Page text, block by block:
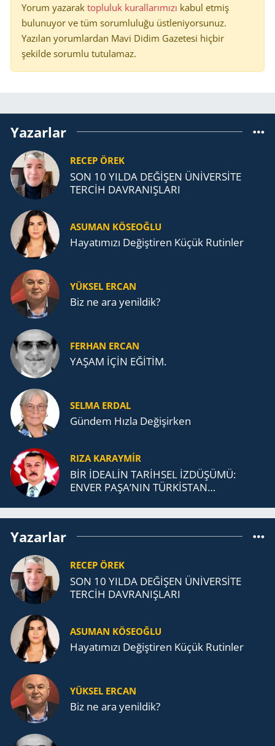
Yorum yazarak topluluk kurallarımızı kabul etmiş
bulunuyor ve tüm sorumluluğu üstleniyorsunuz.
Yazılan yorumlardan Mavi Didim Gazetesi hiçbir
şekilde sorumlu tutulamaz.
Yazarlar
RECEP ÖREK
SON 10 YILDA DEĞİŞEN ÜNİVERSİTE
TERCİH DAVRANIŞLARI
ASUMAN KÖSEOĞLU
Ha­ya­tı­mı­zı De­ğiş­ti­ren Küçük Ru­tin­ler
YÜKSEL ERCAN
Biz ne ara yenildik?
FERHAN ERCAN
YAŞAM İÇİN EĞİTİM.
SELMA ERDAL
Gündem Hızla Değişirken
RIZA KARAYMIR
BİR İDEALİN TARİHSEL İZDÜŞÜMÜ:
ENVER PAŞA’NIN TÜRKİSTAN
Yazarlar
RECEP ÖREK
SON 10 YILDA DEĞİŞEN ÜNİVERSİTE
TERCİH DAVRANIŞLARI
ASUMAN KÖSEOĞLU
Ha­ya­tı­mı­zı De­ğiş­ti­ren Küçük Ru­tin­ler
YÜKSEL ERCAN
Biz ne ara yenildik?